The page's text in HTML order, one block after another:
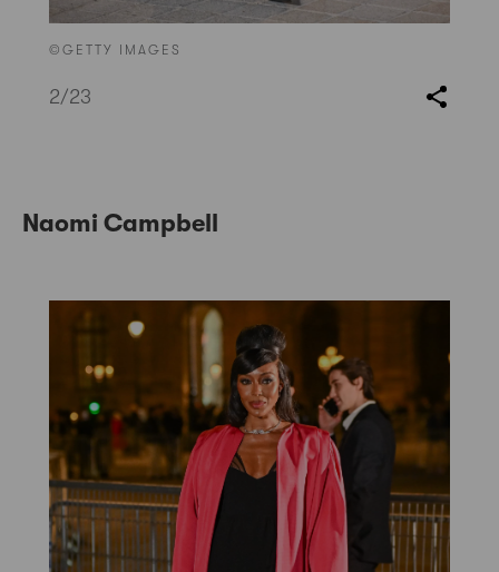
©GETTY IMAGES
2/23
Naomi Campbell